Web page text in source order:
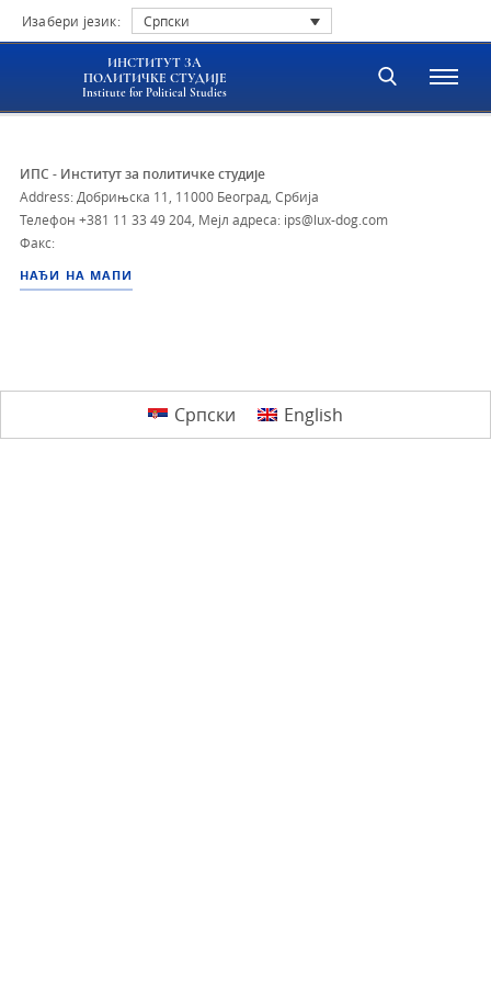
Изабери језик: Српски
ИНСТИТУТ ЗА
ПОЛИТИЧКЕ СТУДИЈЕ
Institute for Political Studies
ИПС - Институт за политичке студије
Address: Добрињска 11, 11000 Београд, Србија
Телефон +381 11 33 49 204 Мејл адреса: ips@lux-dog.com
Факс:
НАЂИ НА МАПИ
Српски English